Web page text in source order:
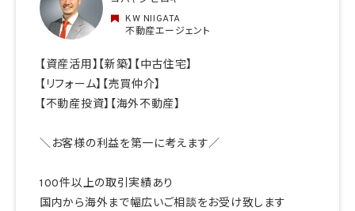
KW NIIGATA
不動産エージェント
【資産活用】【新築】【中古住宅】
【リフォーム】【売買仲介】
【不動産投資】【海外不動産】
＼お客様の利益を第一に考えます／
100件以上の取引実績あり
国内から海外まで幅広いご相談をお受け致します